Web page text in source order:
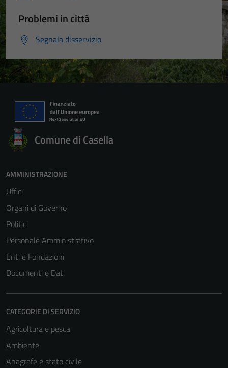
Problemi in città
Segnala disservizio
Comune di Casella
AMMINISTRAZIONE
Uffici
Organi di Governo
Politici
Personale Amministrativo
Enti e Fondazioni
Documenti e Dati
CATEGORIE DI SERVIZIO
Agricoltura e pesca
Ambiente
Anagrafe e stato civile